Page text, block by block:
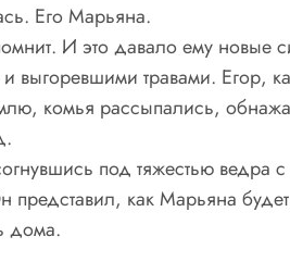
Его Марьяна.
И это давало ему новые
выгоревшими травами. Егор,
комья рассыпались,
под тяжестью ведра
как Марьяна будет
дома.